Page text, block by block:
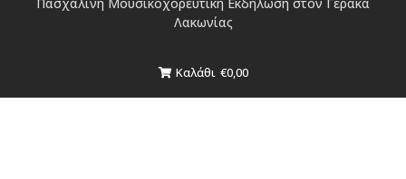
Λακωνίας
Καλάθι €0,00